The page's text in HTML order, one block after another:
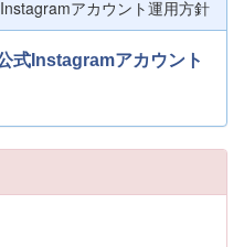
アカウント運用方針
式Instagramアカウント